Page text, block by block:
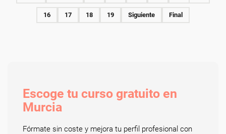
16 17 18 19 Siguiente Final
Escoge tu curso gratuito en
Murcia
Fórmate sin coste y mejora tu perfil profesional con